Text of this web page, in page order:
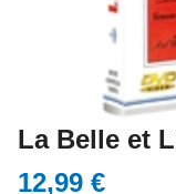
La Belle et
12,99 €